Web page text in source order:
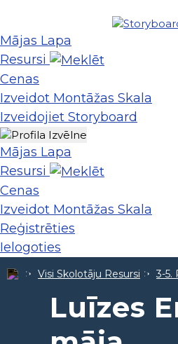
Mājas Lapa
Resursi
Cenas
Izveidot Montāžas Skala
Izveidojiet Storyboard
Mājas Lapa
Resursi
Cenas
Izveidot Montāžas Skala
Reģistrēties
Ielogoties
Visi Skolotāju Resursi 3-5.
Luīzes